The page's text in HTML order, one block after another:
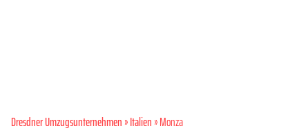
Dresdner Umzugsunternehmen»Italien» Monza